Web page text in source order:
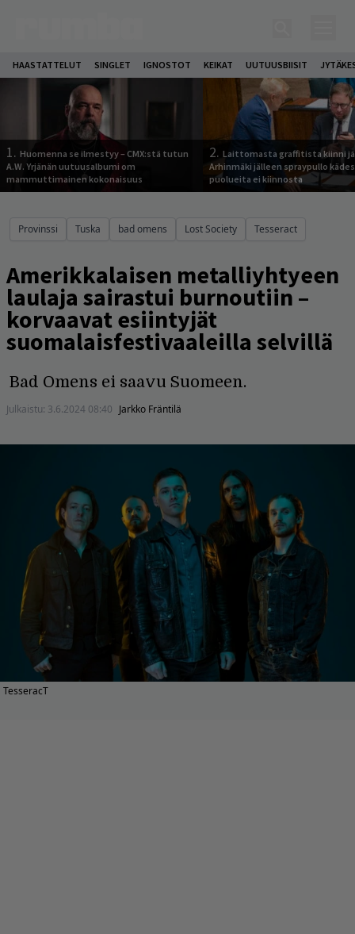
HAASTATTELUT SINGLET IGNOSTOT KEIKAT UUTUUSBIISIT
1. Huomenna se ilmestyy – CMX:stä tutun
A.W. Yrjänän uutuusalbumi om
mammuttimainen kokonaisuus
2. Laittomasta graffitista kiinni
Arhinmäki jälleen spraypullo
puolueita ei kiinnosta
Provinssi Tuska bad omens Lost Society Tesseract
Amerikkalaisen metalliyhtyeen
laulaja sairastui burnoutiin –
korvaavat esiintyjät
suomalaisfestivaaleilla selvillä
Bad Omens ei saavu Suomeen.
Julkaistu: 3.6.2024 08:40 Jarkko Fräntilä
TesseracT